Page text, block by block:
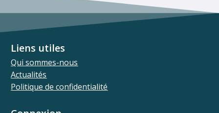
Liens utiles
Qui sommes-nous
Actualités
Politique de confidentialité